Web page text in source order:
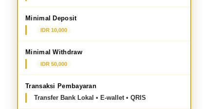
Minimal Deposit
IDR 10,000
Minimal Withdraw
IDR 50,000
Transaksi Pembayaran
Transfer Bank Lokal • E-wallet • QRIS